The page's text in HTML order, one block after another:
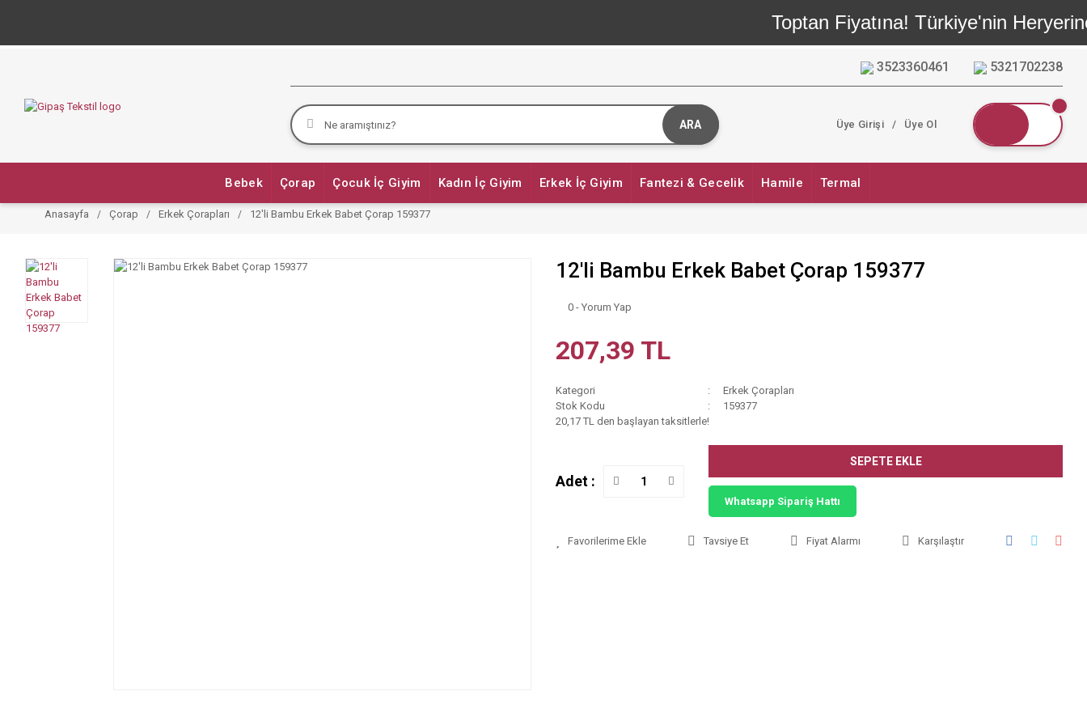
Toptan Fiyatına! Türkiye'nin
3523360461 5321702238
ARA Üye Girişi / Üye Ol
Bebek Çorap Çocuk İç Giyim Kadın İç Giyim Erkek İç Giyim Fantezi & Gecelik Hamile Termal
Anasayfa Çorap Erkek Çorapları 12'li Bambu Erkek Babet Çorap 159377
12'li Bambu Erkek Babet Çorap 159377
0 - Yorum Yap
207,39 TL
Kategori
Erkek Çorapları
Stok Kodu
159377
20,17 TL den başlayan taksitlerle!
Adet :
SEPETE EKLE
Whatsapp Sipariş Hattı
Tavsiye Et Fiyat Alarmı Karşılaştır